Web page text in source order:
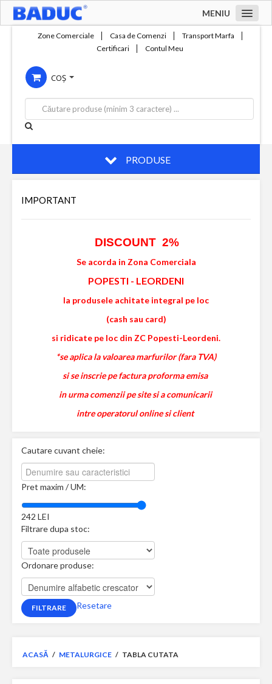
MENIU
Compania
Servicii
Productie
Contact
Zone Comerciale Casa de Comenzi
Transport Marfa
Certificari
Contul Meu
COȘ
PRODUSE
IMPORTANT
DISCOUNT 2%
Se acorda in Zona Comerciala
POPESTI - LEORDENI
la produsele achitate integral pe loc
(cash sau card)
si ridicate pe loc din ZC Popesti-Leordeni.
*se aplica la valoarea marfurilor (fara TVA)
si se inscrie pe factura proforma emisa
in urma comenzii pe site si a comunicarii
intre operatorul online si client
Cautare cuvant cheie:
Pret maxim / UM:
242 LEI
Filtrare dupa stoc:
Ordonare produse:
Resetare
ACASĂ / METALURGICE / TABLA CUTATA